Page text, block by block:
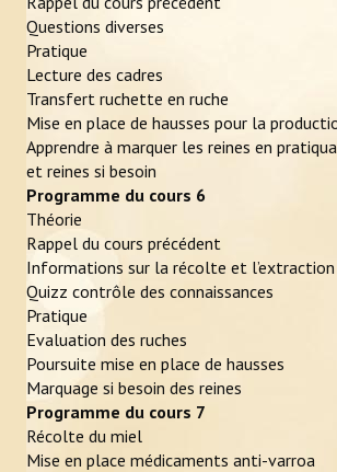
Questions diverses
Pratique
Lecture des cadres
Transfert ruchette en ruche
Mise en place de hausses pour la
Apprendre à marquer les reines en
et reines si besoin
Programme du cours 6
Théorie
Rappel du cours précédent
Informations sur la récolte et l’extraction
Quizz contrôle des connaissances
Pratique
Evaluation des ruches
Poursuite mise en place de hausses
Marquage si besoin des reines
Programme du cours 7
Récolte du miel
Mise en place médicaments anti-varroa